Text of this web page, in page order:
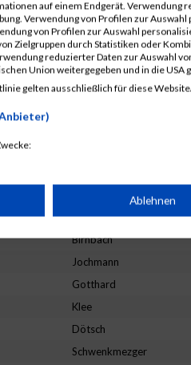
Scheel
Gleis
Grinzoff
Helf
Leibisch
Birnbach
Jochmann
Gotthard
Klee
Dötsch
Schwenkmezger
auf einem Endgerät. Verwendung
Verwendung von Profilen zur
von Profilen zur Auswahl
Zielgruppen durch Statistiken oder
reduzierter Daten zur Auswahl
Union weitergegeben und in die USA
gelten ausschließlich für diese
Informationen auf einem
zur Auswahl von Werbeanzeigen
Auswahl personalisierter Werbung
Ablehnen